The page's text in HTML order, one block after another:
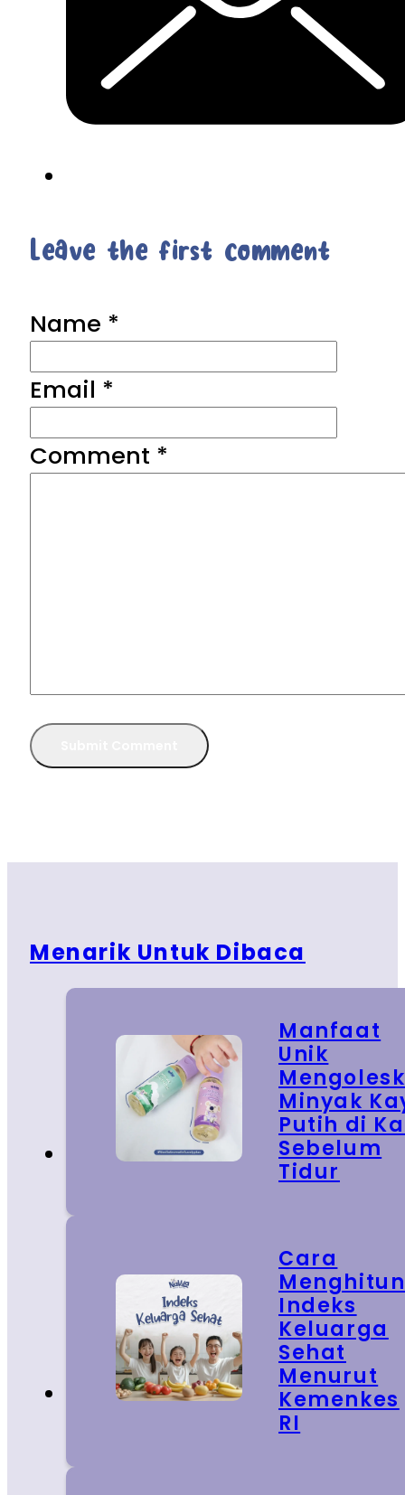
Leave the first comment
Name *
Email *
Comment *
Menarik Untuk Dibaca
Manfaat
Unik
Minyak
Putih di
Sebelum
Tidur
Cara
Indeks
Keluarga
Sehat
Menurut
Kemenkes
RI